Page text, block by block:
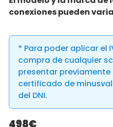
conexiones pueden
* Para poder aplicar el
compra de cualquier
presentar
certificado de
del DNI.
498€